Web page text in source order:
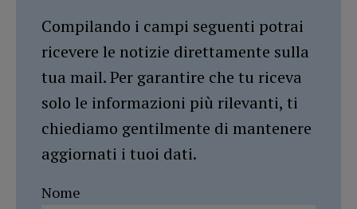
Compilando i campi seguenti potrai
ricevere le notizie direttamente sulla
tua mail. Per garantire che tu riceva
solo le informazioni più rilevanti, ti
chiediamo gentilmente di mantenere
aggiornati i tuoi dati.
Nome